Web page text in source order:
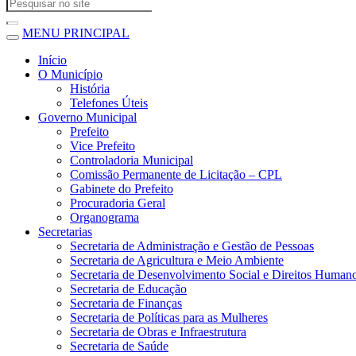
MENU PRINCIPAL
Início
O Município
História
Telefones Úteis
Governo Municipal
Prefeito
Vice Prefeito
Controladoria Municipal
Comissão Permanente de Licitação – CPL
Gabinete do Prefeito
Procuradoria Geral
Organograma
Secretarias
Secretaria de Administração e Gestão de Pessoas
Secretaria de Agricultura e Meio Ambiente
Secretaria de Desenvolvimento Social e Direitos
Secretaria de Educação
Secretaria de Finanças
Secretaria de Políticas para as Mulheres
Secretaria de Obras e Infraestrutura
Secretaria de Saúde